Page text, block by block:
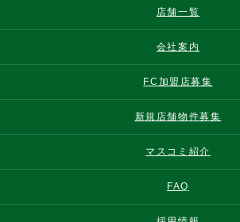
店舗一覧
会社案内
FC加盟店募集
新規店舗物件募集
マスコミ紹介
FAQ